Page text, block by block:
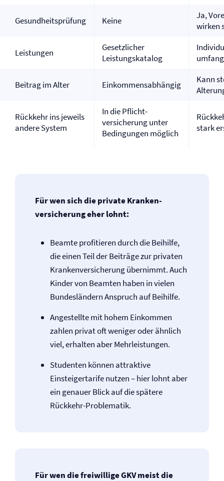
Gesundheitsprüfung Keine
Ja,
wirken
Leistungen
Gesetzlicher
Leistungskatalog
Beitrag im Alter Einkommensabhängig
Kann
Rückkehr ins jeweils
andere System
In die Pflicht­
versicherung unter
Bedingungen möglich
stark
Für wen sich die private Kranken­
versicherung eher lohnt:
Beamte profitieren durch die Beihilfe,
die einen Teil der Beiträge zur privaten
Kranken­versicherung übernimmt. Auch
Kinder von Beamten haben in vielen
Bundesländern Anspruch auf Beihilfe.
Angestellte mit hohem Einkommen
zahlen privat oft weniger oder ähnlich
viel, erhalten aber Mehrleistungen.
Studenten können attraktive
Einsteigertarife nutzen – hier lohnt aber
ein genauer Blick auf die spätere
Rückkehr-Problematik.
Für wen die freiwillige GKV meist die